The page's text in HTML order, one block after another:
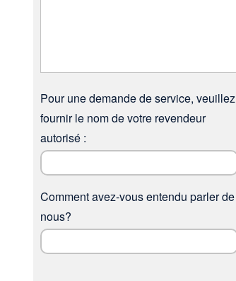
Pour une demande de service, veuillez
fournir le nom de votre revendeur
autorisé :
Comment avez-vous entendu parler de
nous?